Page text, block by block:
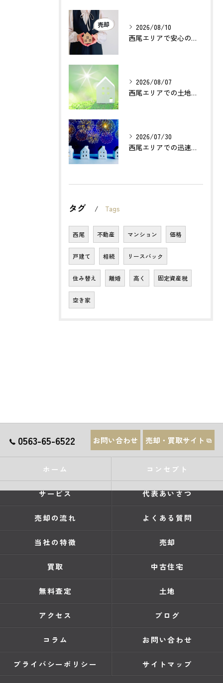
2026/08/10
西尾エリアで安心の不動産売却サポート戦略とは？
2026/08/07
西尾エリアでの土地売却成功の秘訣とは？
2026/07/30
西尾エリアでの迅速確実な不動産買取のポイントは？
タグ Tags
西尾 不動産 マンション 価格
戸建て 相続 リースバック
住み替え 離婚 高く 固定資産税
空き家
0563-65-6522 お問い合わせ 売却・買取サイト
ホーム コンセプト
サービス 代表あいさつ
売却の流れ よくある質問
当社の特徴 売却
買取 中古住宅
無料査定 土地
アクセス ブログ
コラム お問い合わせ
プライバシーポリシー サイトマップ